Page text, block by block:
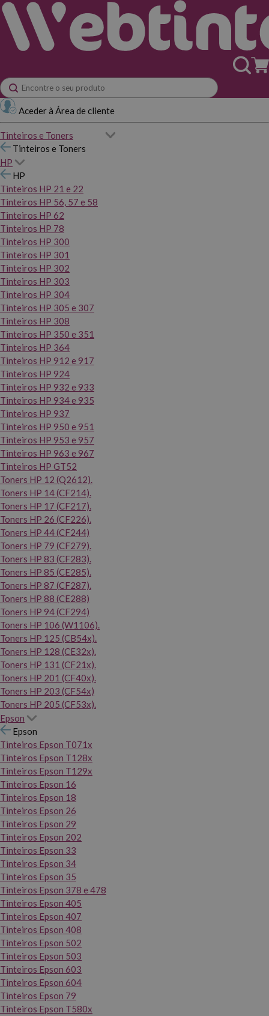
Aceder à Área de cliente
Tinteiros e Toners
Tinteiros e Toners
HP
HP
Tinteiros HP 21 e 22
Tinteiros HP 56, 57 e 58
Tinteiros HP 62
Tinteiros HP 78
Tinteiros HP 300
Tinteiros HP 301
Tinteiros HP 302
Tinteiros HP 303
Tinteiros HP 304
Tinteiros HP 305 e 307
Tinteiros HP 308
Tinteiros HP 350 e 351
Tinteiros HP 364
Tinteiros HP 912 e 917
Tinteiros HP 924
Tinteiros HP 932 e 933
Tinteiros HP 934 e 935
Tinteiros HP 937
Tinteiros HP 950 e 951
Tinteiros HP 953 e 957
Tinteiros HP 963 e 967
Tinteiros HP GT52
Toners HP 12 (Q2612).
Toners HP 14 (CF214).
Toners HP 17 (CF217).
Toners HP 26 (CF226).
Toners HP 44 (CF244)
Toners HP 79 (CF279).
Toners HP 83 (CF283).
Toners HP 85 (CE285).
Toners HP 87 (CF287).
Toners HP 88 (CE288)
Toners HP 94 (CF294)
Toners HP 106 (W1106).
Toners HP 125 (CB54x).
Toners HP 128 (CE32x).
Toners HP 131 (CF21x).
Toners HP 201 (CF40x).
Toners HP 203 (CF54x)
Toners HP 205 (CF53x).
Epson
Epson
Tinteiros Epson T071x
Tinteiros Epson T128x
Tinteiros Epson T129x
Tinteiros Epson 16
Tinteiros Epson 18
Tinteiros Epson 26
Tinteiros Epson 29
Tinteiros Epson 202
Tinteiros Epson 33
Tinteiros Epson 34
Tinteiros Epson 35
Tinteiros Epson 378 e 478
Tinteiros Epson 405
Tinteiros Epson 407
Tinteiros Epson 408
Tinteiros Epson 502
Tinteiros Epson 503
Tinteiros Epson 603
Tinteiros Epson 604
Tinteiros Epson 79
Tinteiros Epson T580x